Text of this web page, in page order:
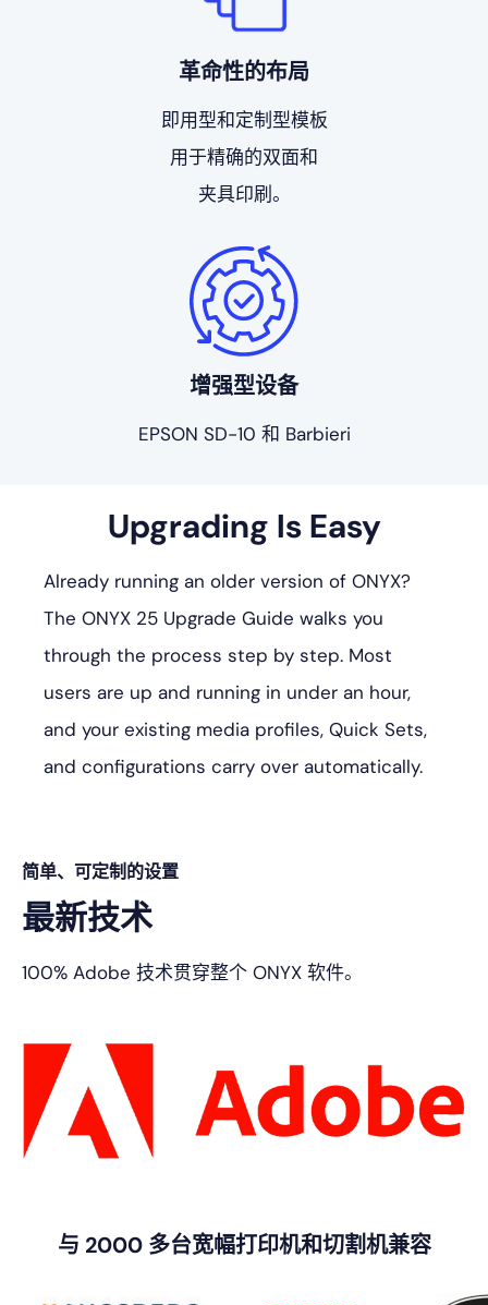
革命性的布局
即用型和定制型模板
用于精确的双面和
夹具印刷。
增强型设备
EPSON SD-10 和 Barbieri
Upgrading Is Easy
Already running an older version of ONYX?
The ONYX 25 Upgrade Guide walks you
through the process step by step. Most
users are up and running in under an hour,
and your existing media profiles, Quick Sets,
and configurations carry over automatically.
简单、可定制的设置
最新技术
100% Adobe 技术贯穿整个 ONYX 软件。
与 2000 多台宽幅打印机和切割机兼容